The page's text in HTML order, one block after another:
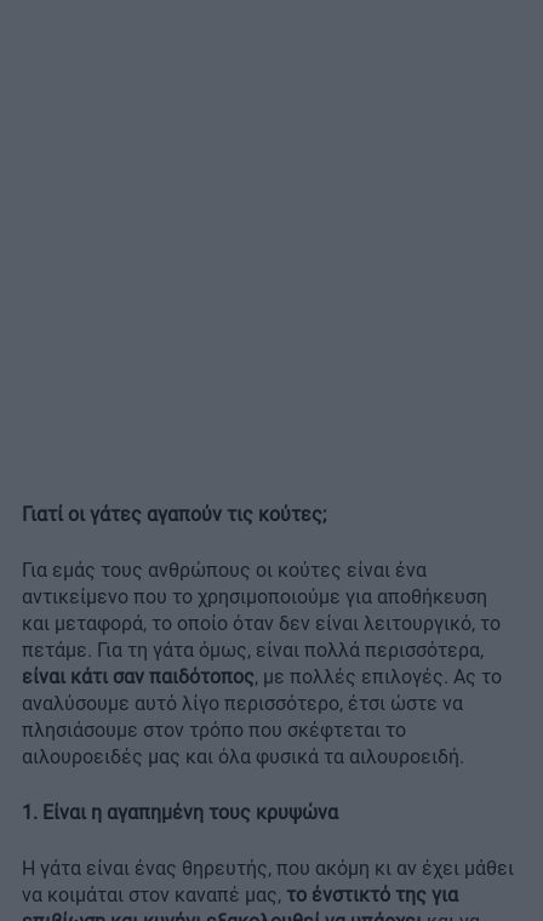
Γιατί οι γάτες αγαπούν τις κούτες;
Για εμάς τους ανθρώπους οι κούτες είναι ένα
αντικείμενο που το χρησιμοποιούμε για αποθήκευση
και μεταφορά, το οποίο όταν δεν είναι λειτουργικό, το
πετάμε. Για τη γάτα όμως, είναι πολλά περισσότερα,
είναι κάτι σαν παιδότοπος, με πολλές επιλογές. Ας το
αναλύσουμε αυτό λίγο περισσότερο, έτσι ώστε να
πλησιάσουμε στον τρόπο που σκέφτεται το
αιλουροειδές μας και όλα φυσικά τα αιλουροειδή.
1. Είναι η αγαπημένη τους κρυψώνα
Η γάτα είναι ένας θηρευτής, που ακόμη κι αν έχει μάθει
να κοιμάται στον καναπέ μας, το ένστικτό της για